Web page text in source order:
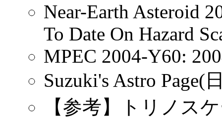
Near-Earth Asteroid
To Date On Hazard
MPEC 2004-Y60:
Suzuki's Astro Page(
【参考】トリノス